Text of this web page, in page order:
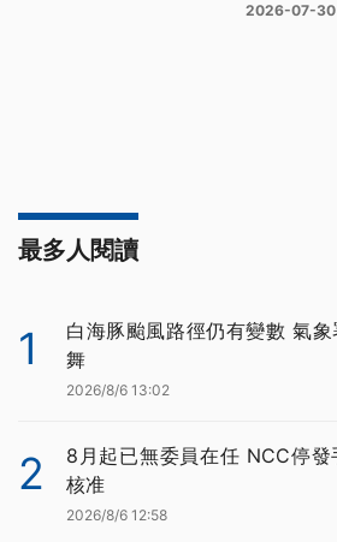
2026-07-30
最多人閱讀
1
白海豚颱風路徑仍有變數 氣
舞
2026/8/6 13:02
2
8月起已無委員在任 NCC停發
核准
2026/8/6 12:58